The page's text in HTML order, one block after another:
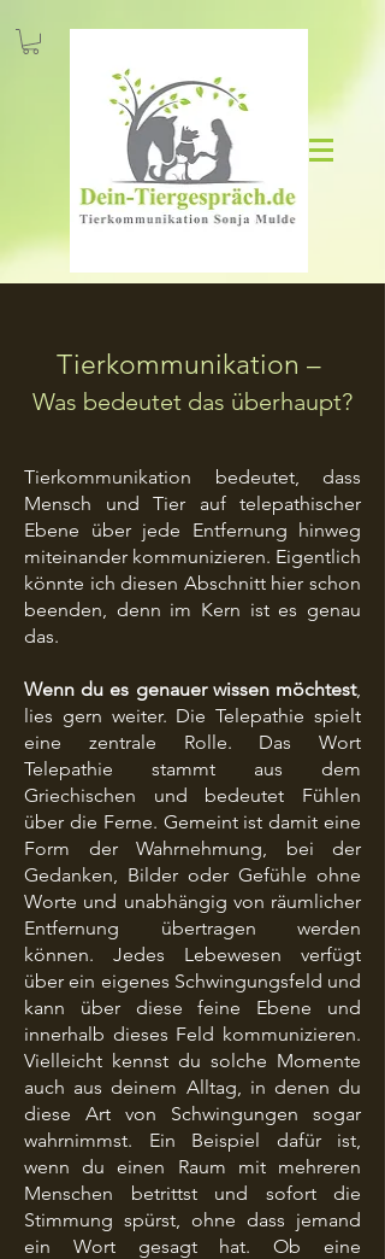
Tierkommunikation –
Was bedeutet das überhaupt?
Tierkommunikation bedeutet, dass
Mensch und Tier auf telepathischer
Ebene über jede Entfernung hinweg
miteinander kommunizieren. Eigentlich
könnte ich diesen Abschnitt hier schon
beenden, denn im Kern ist es genau
das.
​Wenn du es genauer wissen möchtest,
lies gern weiter. Die Telepathie spielt
eine zentrale Rolle. Das Wort
Telepathie stammt aus dem
Griechischen und bedeutet Fühlen
über die Ferne. Gemeint ist damit eine
Form der Wahrnehmung, bei der
Gedanken, Bilder oder Gefühle ohne
Worte und unabhängig von räumlicher
Entfernung übertragen werden
können. Jedes Lebewesen verfügt
über ein eigenes Schwingungsfeld und
kann über diese feine Ebene und
innerhalb dieses Feld kommunizieren.
Vielleicht kennst du solche Momente
auch aus deinem Alltag, in denen du
diese Art von Schwingungen sogar
wahrnimmst. Ein Beispiel dafür ist,
wenn du einen Raum mit mehreren
Menschen betrittst und sofort die
Stimmung spürst, ohne dass jemand
ein Wort gesagt hat. Ob eine